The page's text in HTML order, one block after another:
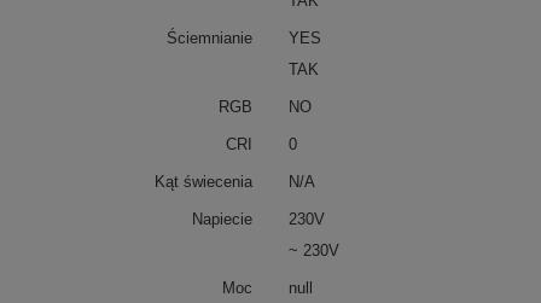
Ściemnianie
YES
TAK
RGB NO
CRI 0
Kąt świecenia N/A
Napiecie
230V
~ 230V
Moc
null